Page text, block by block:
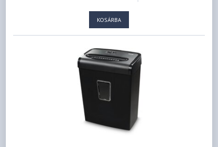
KOSÁRBA